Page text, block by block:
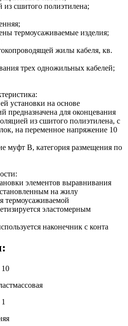
из сшитого полиэтилена;
термоусаживаемые изделия;
жилы кабеля, кв.
трех одножильных кабелей;
установки на основе
предназначена для оконцевания
из сшитого полиэтилена, с
на переменное напряжение 10
муфт В, категория размещения по
элементов выравнивания
на жилу
термоусаживаемой
эластомерным
наконечник с конта
10
1